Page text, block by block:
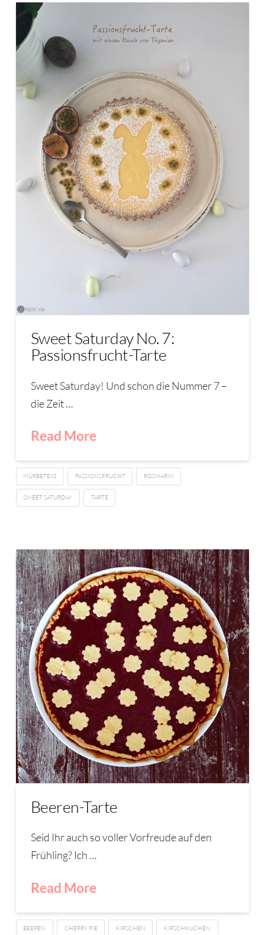
Sweet Saturday No. 7:
Passionsfrucht-Tarte
Sweet Saturday! Und schon die Nummer 7 –
die Zeit …
Read More
MÜRBETEIG PASSIONSFRUCHT ROSMARIN
SWEET SATURDAY TARTE
Beeren-Tarte
Seid Ihr auch so voller Vorfreude auf den
Frühling? Ich …
Read More
BEEREN CHERRY PIE KIRSCHEN KIRSCHKUCHEN